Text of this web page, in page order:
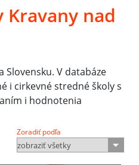
Kravany nad
Slovensku. V databáze
i cirkevné stredné školy s
i hodnotenia
Zoradiť podľa